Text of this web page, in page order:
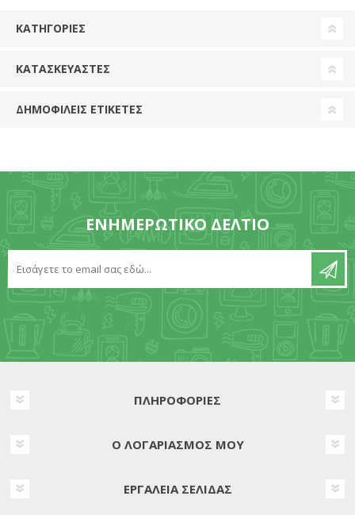
ΚΑΤΗΓΟΡΊΕΣ
ΚΑΤΑΣΚΕΥΑΣΤΈΣ
ΔΗΜΟΦΙΛΕΙΣ ΕΤΙΚΕΤΕΣ
ΕΝΗΜΕΡΩΤΙΚΌ ΔΕΛΤΊΟ
ΠΛΗΡΟΦΟΡΊΕΣ
Ο ΛΟΓΑΡΙΑΣΜΌΣ ΜΟΥ
ΕΡΓΑΛΕΊΑ ΣΕΛΊΔΑΣ